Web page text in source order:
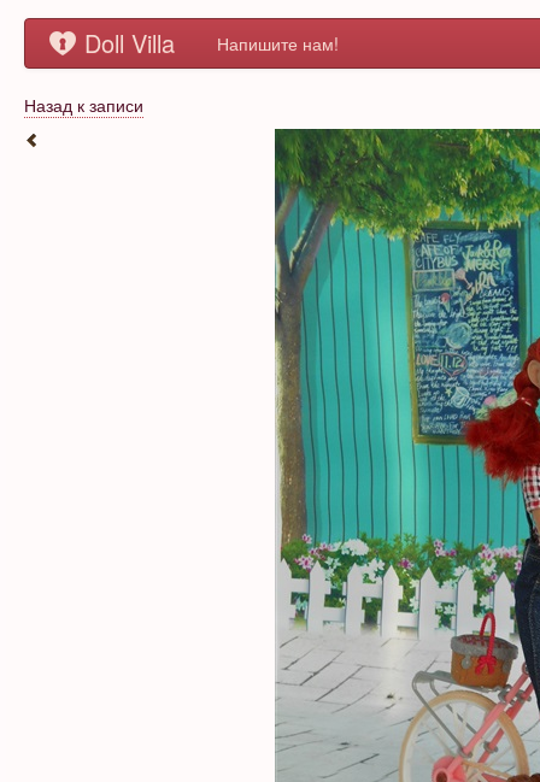
Doll Villa Напишите нам!
Назад к записи